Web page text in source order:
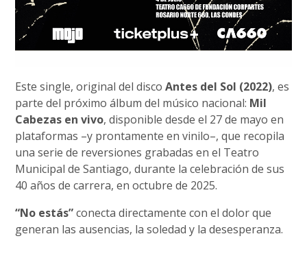
Este single, original del discoAntes del Sol (2022), es
parte del próximo álbum del músico nacional: Mil
Cabezas en vivo, disponible desde el 27 de mayo en
plataformas –y prontamente en vinilo–, que recopila
una serie de reversiones grabadas en el Teatro
Municipal de Santiago, durante la celebración de sus
40 años de carrera, en octubre de 2025.
“No estás”conecta directamente con el dolor que
generan las ausencias, la soledad y la desesperanza.